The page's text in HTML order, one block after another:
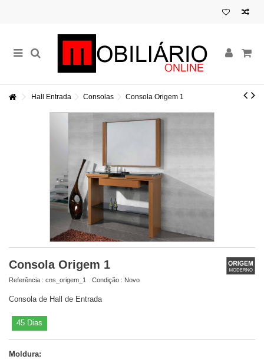
Hall Entrada Consolas Consola Origem 1
Consola Origem 1
Referência : cns_origem_1 Condição : Novo
Consola de Hall de Entrada
45 Dias
Moldura: